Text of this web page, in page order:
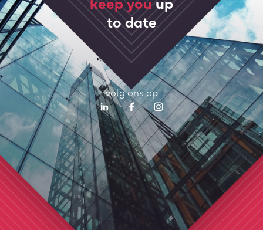
keep youup
to date
volg ons op